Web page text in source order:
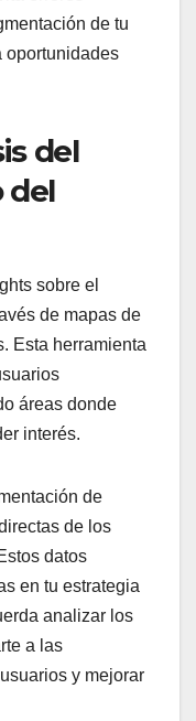
de tu
oportunidades
del
del
sobre el
de mapas de
Esta herramienta
áreas donde
interés.
de
de los
datos
en tu estrategia
analizar los
a las
y mejorar